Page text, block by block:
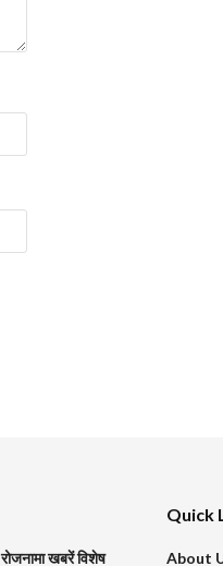
रोजनामा खबरें विशेष
Quick
About